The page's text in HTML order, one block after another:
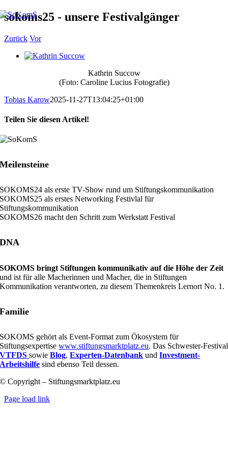
Zum
Inhalt
sokoms25 - unsere Festivalgänger
Zurück Vor
Zeige
Kathrin Succow
(Foto: Caroline Lucius Fotografie)
Tobias Karow2025-11-27T13:04:25+01:00
Teilen Sie diesen Artikel!
Facebook
X
LinkedIn
Xing
E-
Meilensteine
SOKOMS24 als erste TV-Show rund um Stiftungskommunikation
SOKOMS25 als erstes Networking Festivlal für
Stiftungskommunikation
SOKOMS26 macht den Schritt zum Werkstatt Festival
DNA
SOKOMS bringt Stiftungen kommunikativ auf die Höhe der Zeit
und ist für alle Macherinnen und Macher, die in Stiftungen
Kommunikation verantworten, zu diesem Themenkreis Lernort No. 1.
Familie
SOKOMS gehört als Event-Format zum Ökosystem für
Stiftungsexpertisewww.stiftungsmarktplatz.eu. Das Schwester-Festival
VTFDSsowieBlog,Experten-Datenbank undInvestment-
Arbeitshilfe sind ebenso Teil dessen.
© Copyright – Stiftungsmarktplatz.eu
Page load link